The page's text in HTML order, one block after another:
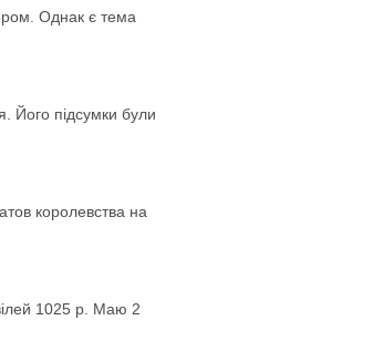
Однак є тема
Його підсумки були
королевства на
1025 р. Маю 2